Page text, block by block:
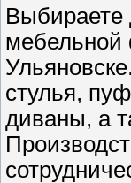
Выбираете
мебельной
стулья,
диваны, а